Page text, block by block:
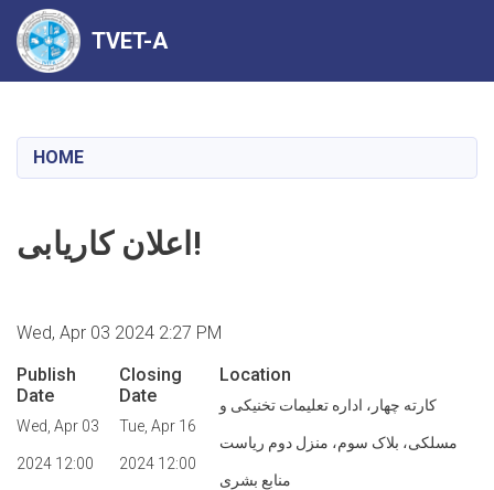
content
TVET-A
HOME
اعلان کاریابی!
Wed, Apr 03 2024 2:27 PM
Publish
Date
Wed, Apr 03
2024 12:00
Closing
Date
Tue, Apr 16
2024 12:00
Location
کارته چهار، اداره تعلیمات تخنیکی و
مسلکی، بلاک سوم، منزل دوم ریاست
منابع بشری